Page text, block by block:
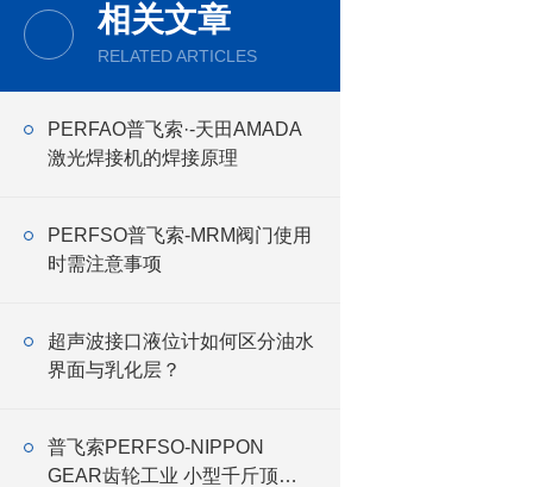
相关文章
RELATED ARTICLES
PERFAO普飞索·-天田AMADA
激光焊接机的焊接原理
PERFSO普飞索-MRM阀门使用
时需注意事项
超声波接口液位计如何区分油水
界面与乳化层？
普飞索PERFSO-NIPPON
GEAR齿轮工业 小型千斤顶